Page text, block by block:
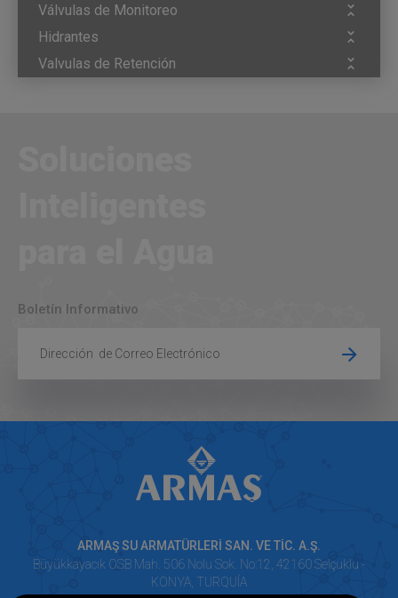
Válvulas de Monitoreo
Hidrantes
Valvulas de Retención
Boletín Informativo
ARMAŞ SU ARMATÜRLERİ SAN. VE TİC. A.Ş.
Büyükkayacık OSB Mah. 506 Nolu Sok. No:12, 42160 Selçuklu -
KONYA, TURQUÍA